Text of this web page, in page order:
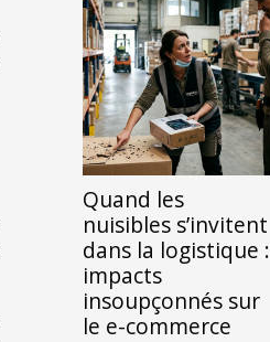
Quand les
nuisibles s’invitent
dans la logistique :
impacts
insoupçonnés sur
le e-commerce